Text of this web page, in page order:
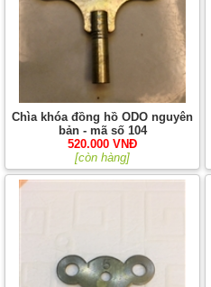
Chìa khóa đồng hồ ODO nguyên
bản - mã số 104
520.000 VNĐ
[còn hàng]